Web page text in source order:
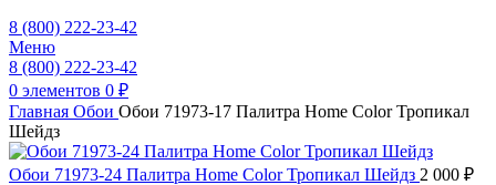
8 (800) 222-23-42
Меню
8 (800) 222-23-42
0 элементов 0 ₽
Главная Обои Обои 71973-17 Палитра Home Color Тропикал
Шейдз
Обои 71973-24 Палитра Home Color Тропикал Шейдз 2 000 ₽